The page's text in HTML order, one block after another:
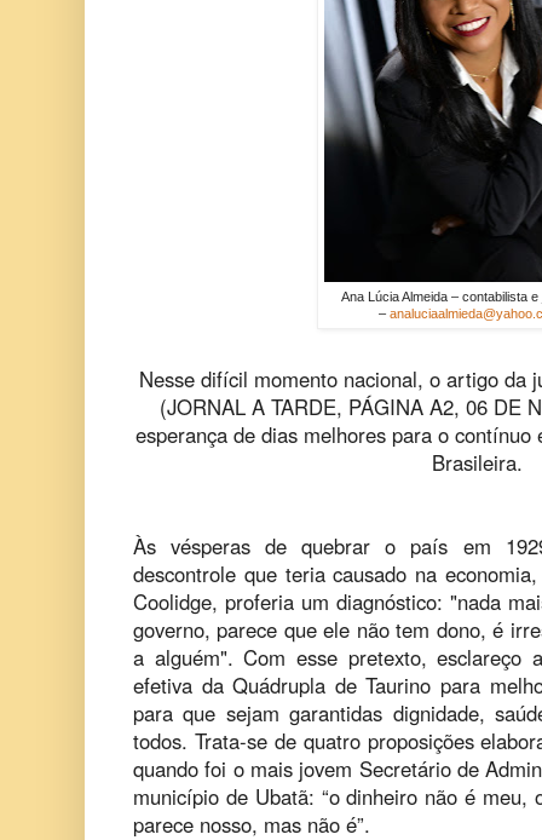
Ana Lúcia Almeida – contabilista
–
Nesse difícil momento nacional, o artigo da
(JORNAL A TARDE, PÁGINA A2, 06 DE
esperança de dias melhores para o
Brasileira.
Às vésperas de quebrar o país em
descontrole que teria causado na
Coolidge, proferia um diagnóstico: "nada
governo, parece que ele não tem dono, é
a alguém". Com esse pretexto, esclareço
efetiva da Quádrupla de Taurino para
para que sejam garantidas dignidade,
todos. Trata-se de quatro proposições
quando foi o mais jovem Secretário de
município de Ubatã: “o dinheiro não é
parece nosso, mas não é”.